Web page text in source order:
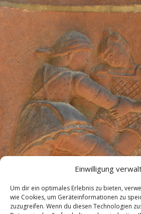
Einwilligung
Um dir ein optimales Erlebnis zu bieten,
wie Cookies, um Geräteinformationen zu
zuzugreifen. Wenn du diesen Technologien